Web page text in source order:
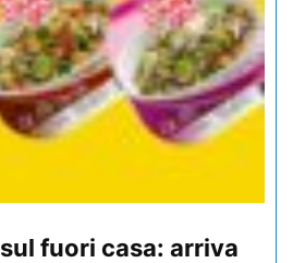
fuori casa: arriva